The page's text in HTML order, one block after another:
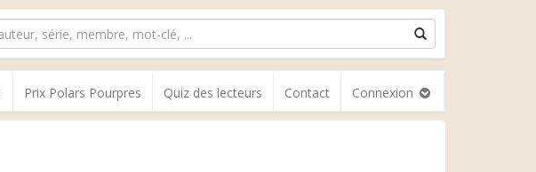
Prix Polars Pourpres Quiz des lecteurs Contact Connexion